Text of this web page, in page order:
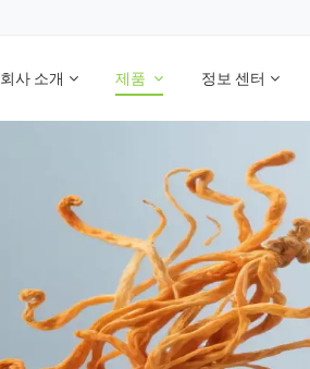
회사 소개 제품 정보 센터